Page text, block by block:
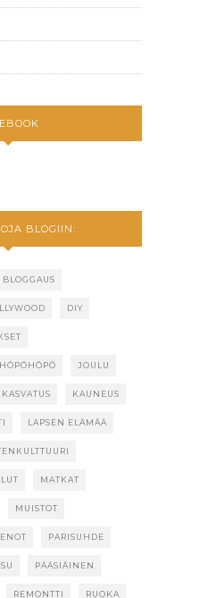
BLOGIIN:
BLOGGAUS
DIY
HÖPÖHÖPÖ JOULU
KASVATUS KAUNEUS
LAPSEN ELÄMÄÄ
MATKAT
MUISTOT
PARISUHDE
PÄÄSIÄINEN
REMONTTI RUOKA